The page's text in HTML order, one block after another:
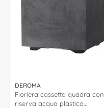
DEROMA
Fioriera cassetta quadra con
riserva acqua plastica